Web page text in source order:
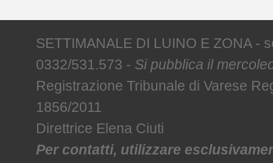
SETTIMANALE DI LUINO E ZONA -
0332/531.573 - Si pubblica il
Registrazione Tribunale di Varese
1856/2011
Direttrice Elena Ciuti
Per contatti, utilizzare